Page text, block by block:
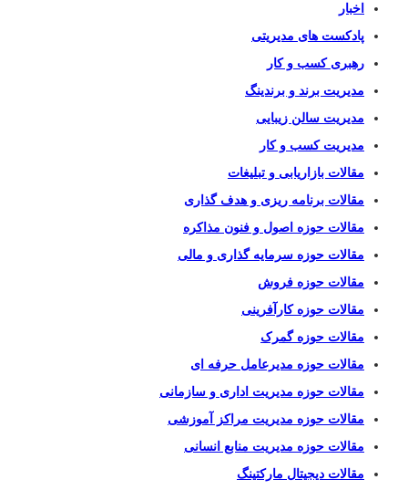
اخبار
پادکست های مدیریتی
رهبری کسب و کار
مدیریت برند و برندینگ
مدیریت سالن زیبایی
مدیریت کسب و کار
مقالات بازاریابی و تبلیغات
مقالات برنامه ریزی و هدف گذاری
مقالات حوزه اصول و فنون مذاکره
مقالات حوزه سرمایه گذاری و مالی
مقالات حوزه فروش
مقالات حوزه کارآفرینی
مقالات حوزه گمرک
مقالات حوزه مدیرعامل حرفه ای
مقالات حوزه مدیریت اداری و سازمانی
مقالات حوزه مدیریت مراکز آموزشی
مقالات حوزه مدیریت منابع انسانی
مقالات دیجیتال مارکتینگ